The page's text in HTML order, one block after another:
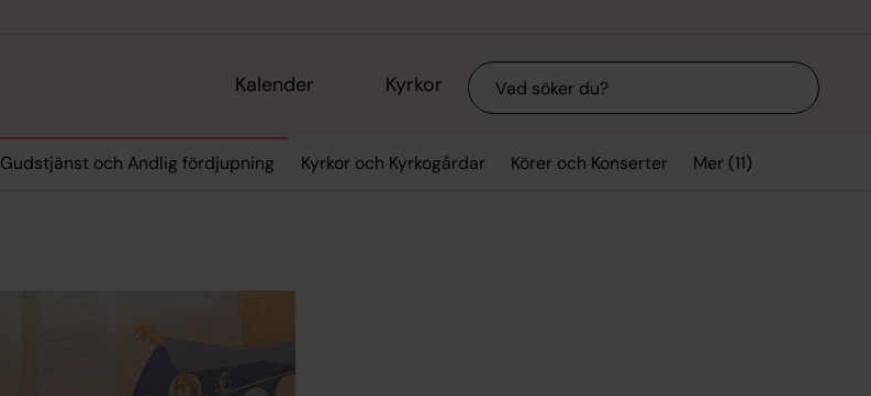
Kalender Kyrkor Sök
Gudstjänst och Andlig fördjupning Kyrkor och Kyrkogårdar Körer och Konserter Mer (11)